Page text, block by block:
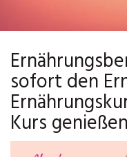
sofort den
Kurs